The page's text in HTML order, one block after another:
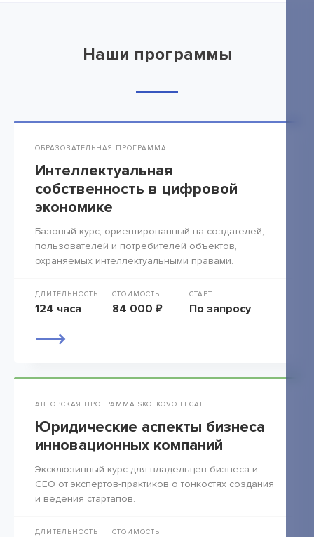
Наши программы
ОБРАЗОВАТЕЛЬНАЯ ПРОГРАММА
Интеллектуальная
собственность в цифровой
экономике
Базовый курс, ориентированный на создателей,
пользователей и потребителей объектов,
охраняемых интеллектуальными правами.
ДЛИТЕЛЬНОСТЬ
124 часа
СТОИМОСТЬ
84 000 ₽
СТАРТ
По запросу
АВТОРСКАЯ ПРОГРАММА SKOLKOVO LEGAL
Юридические аспекты бизнеса
инновационных компаний
Эксклюзивный курс для владельцев бизнеса и
СЕО от экспертов-практиков о тонкостях создания
и ведения стартапов.
ДЛИТЕЛЬНОСТЬ СТОИМОСТЬ